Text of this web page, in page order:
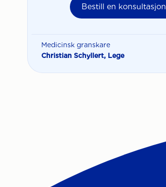
Bestill en konsultasjon
Medicinsk granskare
Christian Schyllert, Lege